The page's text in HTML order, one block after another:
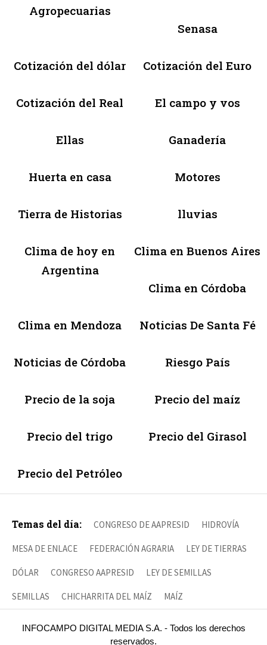
Agropecuarias
Senasa
Cotización del dólar Cotización del Euro
Cotización del Real El campo y vos
Ellas Ganadería
Huerta en casa Motores
Tierra de Historias lluvias
Clima de hoy en
Argentina
Clima en Buenos Aires
Clima en Córdoba
Clima en Mendoza Noticias De Santa Fé
Noticias de Córdoba Riesgo País
Precio de la soja Precio del maíz
Precio del trigo Precio del Girasol
Precio del Petróleo
Temas del día: CONGRESO DE AAPRESID HIDROVÍA
MESA DE ENLACE FEDERACIÓN AGRARIA LEY DE TIERRAS
DÓLAR CONGRESO AAPRESID LEY DE SEMILLAS
SEMILLAS CHICHARRITA DEL MAÍZ MAÍZ
INFOCAMPO DIGITAL MEDIA S.A. - Todos los derechos
reservados.